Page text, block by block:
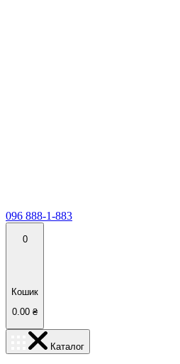
096 888-1-883
0
Кошик
0.00 ₴
Каталог